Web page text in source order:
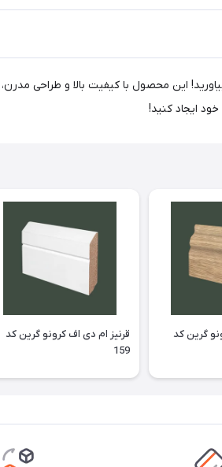
بیاورید! این محصول با کیفیت بالا و
ایجاد کنید!
گرین کد
قرنیز ام دی اف کرونو گرین کد
159